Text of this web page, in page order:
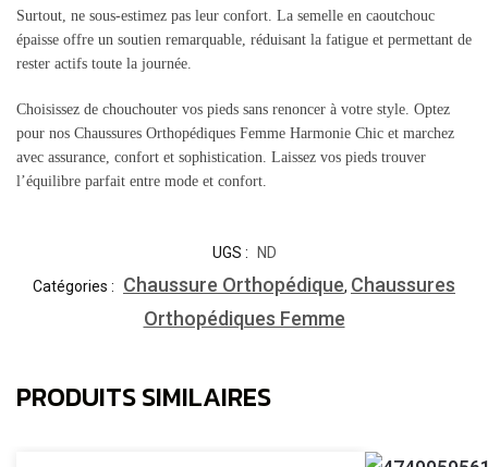
Surtout, ne sous-estimez pas leur confort. La semelle en caoutchouc
épaisse offre un soutien remarquable, réduisant la fatigue et permettant de
rester actifs toute la journée.
Choisissez de chouchouter vos pieds sans renoncer à votre style. Optez
pour nos Chaussures Orthopédiques Femme Harmonie Chic et marchez
avec assurance, confort et sophistication. Laissez vos pieds trouver
l’équilibre parfait entre mode et confort.
UGS :
ND
Catégories :
Chaussure Orthopédique, Chaussures
Orthopédiques Femme
PRODUITS SIMILAIRES